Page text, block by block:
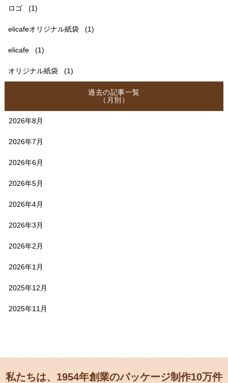
ロゴ (1)
elicafeオリジナル紙袋 (1)
elicafe (1)
オリジナル紙袋 (1)
過去の記事一覧
（月別）
2026年8月
2026年7月
2026年6月
2026年5月
2026年4月
2026年3月
2026年2月
2026年1月
2025年12月
2025年11月
私たちは、1954年創業のパッケージ制作10万件